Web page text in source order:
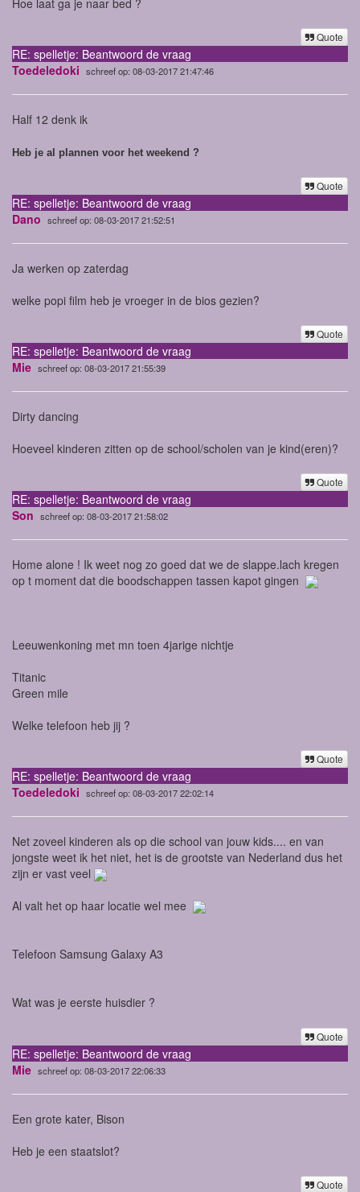
Quote
RE: spelletje: Beantwoord de vraag
Toedeledoki schreef op: 08-03-2017 21:47:46
Half 12 denk ik
Heb je al plannen voor het weekend ?
Quote
RE: spelletje: Beantwoord de vraag
Dano schreef op: 08-03-2017 21:52:51
Ja werken op zaterdag
welke popi film heb je vroeger in de bios gezien?
Quote
RE: spelletje: Beantwoord de vraag
Mie schreef op: 08-03-2017 21:55:39
Dirty dancing
Hoeveel kinderen zitten op de school/scholen van je kind(eren)?
Quote
RE: spelletje: Beantwoord de vraag
Son schreef op: 08-03-2017 21:58:02
Home alone ! Ik weet nog zo goed dat we de slappe.lach kregen
op t moment dat die boodschappen tassen kapot gingen
Leeuwenkoning met mn toen 4jarige nichtje
Titanic
Green mile
Welke telefoon heb jij ?
Quote
RE: spelletje: Beantwoord de vraag
Toedeledoki schreef op: 08-03-2017 22:02:14
Net zoveel kinderen als op die school van jouw kids.... en van
jongste weet ik het niet, het is de grootste van Nederland dus het
zijn er vast veel
Al valt het op haar locatie wel mee
Telefoon Samsung Galaxy A3
Wat was je eerste huisdier ?
Quote
RE: spelletje: Beantwoord de vraag
Mie schreef op: 08-03-2017 22:06:33
Een grote kater, Bison
Heb je een staatslot?
Quote